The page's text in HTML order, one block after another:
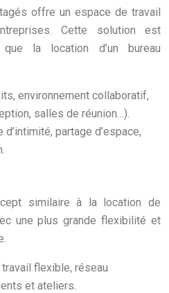
offre un espace de travail
Cette solution est
la location d’un bureau
environnement collaboratif,
salles de réunion…).
partage d’espace,
similaire à la location de
une plus grande flexibilité et
flexible, réseau
et ateliers.